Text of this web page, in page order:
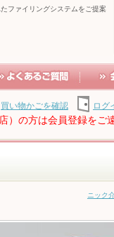
ファイリングシステムをご提案
買い物かごを確認 ログ
）の方は会員登録をご
ニック